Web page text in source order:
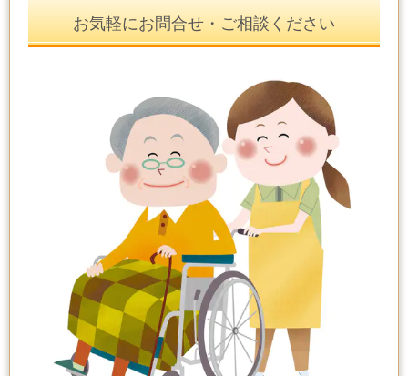
お気軽にお問合せ・ご相談ください